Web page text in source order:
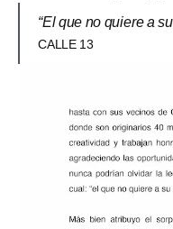
“El que no quiere a
CALLE 13